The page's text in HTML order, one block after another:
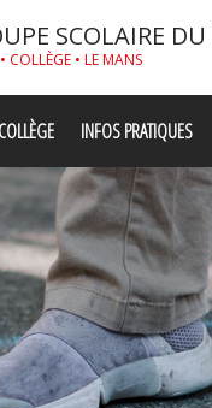
SCOLAIRE DU
COLLÈGE • LE MANS
COLLÈGE INFOS PRATIQUES